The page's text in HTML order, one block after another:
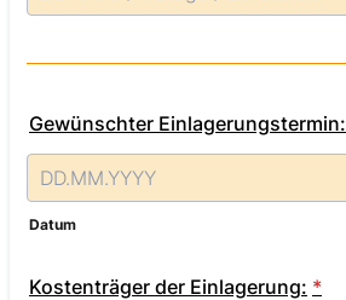
Gewünschter Einlagerungstermin:
Datum
Kostenträger der Einlagerung: *